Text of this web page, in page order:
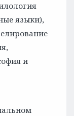
языки),
и